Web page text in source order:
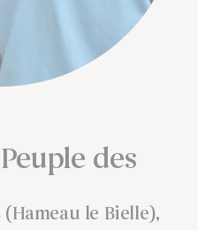
des
le Bielle),